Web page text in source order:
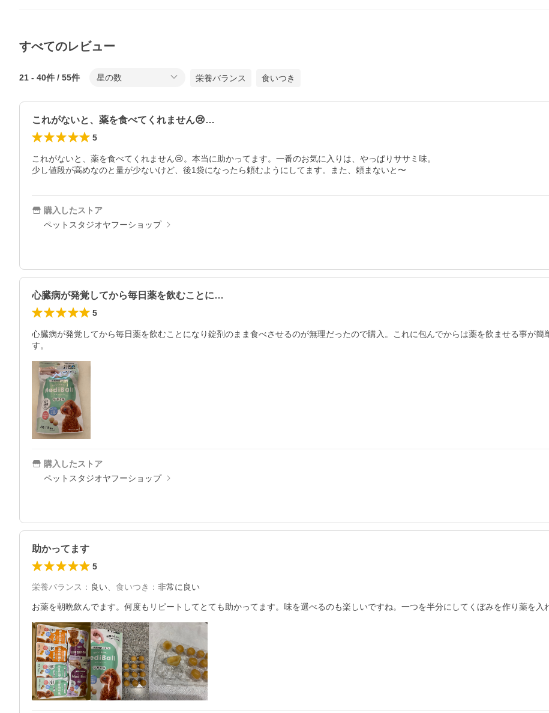
すべてのレビュー
21 - 40件 / 55件 星の数 栄養バランス 食いつき
これがないと、薬を食べてくれません😢…
5
これがないと、薬を食べてくれません😢。本当に助かってます。一番のお気に入りは、やっぱりササミ味。
少し値段が高めなのと量が少ないけど、後1袋になったら頼むようにしてます。また、頼まないと〜
購入したストア
ペットスタジオヤフーショップ
心臓病が発覚してから毎日薬を飲むことに…
5
心臓病が発覚してから毎日薬を飲むことになり錠剤のまま食べさせるのが無理だったので購入。これに包んでからは薬を飲ませる事が
す。
購入したストア
ペットスタジオヤフーショップ
助かってます
5
栄養バランス ： 良い、 食いつき ： 非常に良い
お薬を朝晩飲んでます。何度もリピートしてとても助かってます。味を選べるのも楽しいですね。一つを半分にしてくぼみを作り薬を入